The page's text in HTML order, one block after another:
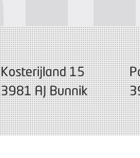
Kosterijland 15
3981 AJ Bunnik